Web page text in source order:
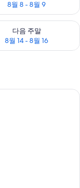
8월 8 - 8월 9
9
다음 주말
8월 14 - 8월 16
예약 가능 여부 확인,
Queen Business | 무료